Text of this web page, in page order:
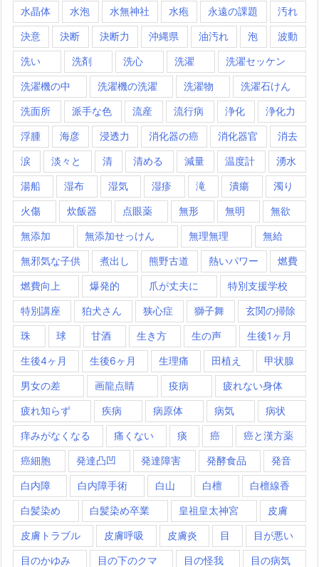
水晶体 水泡 水無神社 水疱 永遠の課題 汚れ
決意 決断 決断力 沖縄県 油汚れ 泡 波動
洗い 洗剤 洗心 洗濯 洗濯セッケン
洗濯機の中 洗濯機の洗濯 洗濯物 洗濯石けん
洗面所 派手な色 流産 流行病 浄化 浄化力
浮腫 海彦 浸透力 消化器の癌 消化器官 消去
涙 淡々と 清 清める 減量 温度計 湧水
湯船 湿布 湿気 湿疹 滝 潰瘍 濁り
火傷 炊飯器 点眼薬 無形 無明 無欲
無添加 無添加せっけん 無理無理 無給
無邪気な子供 煮出し 熊野古道 熱いパワー 燃費
燃費向上 爆発的 爪が丈夫に 特別支援学校
特別講座 狛犬さん 狭心症 獅子舞 玄関の掃除
珠 球 甘酒 生き方 生の声 生後1ヶ月
生後4ヶ月 生後6ヶ月 生理痛 田植え 甲状腺
男女の差 画龍点睛 疫病 疲れない身体
疲れ知らず 疾病 病原体 病気 病状
痒みがなくなる 痛くない 痰 癌 癌と漢方薬
癌細胞 発達凸凹 発達障害 発酵食品 発音
白内障 白内障手術 白山 白檀 白檀線香
白髪染め 白髪染め卒業 皇祖皇太神宮 皮膚
皮膚トラブル 皮膚呼吸 皮膚炎 目 目が悪い
目のかゆみ 目の下のクマ 目の怪我 目の病気